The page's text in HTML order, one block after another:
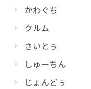
かわぐち
クルム
さいとぅ
しゅーちん
じょんどぅ